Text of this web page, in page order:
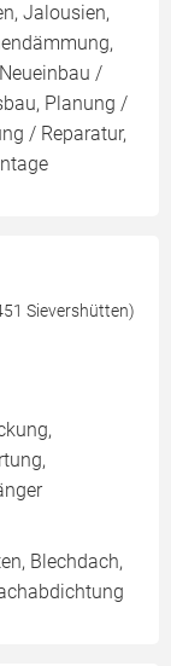
Jalousien,
/
Planung /
/ Reparatur,
Sievershütten)
Blechdach,